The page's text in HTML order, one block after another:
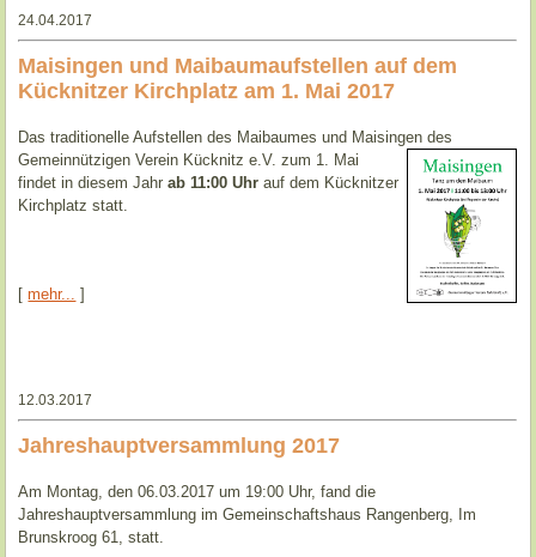
24.04.2017
Maisingen und Maibaumaufstellen auf dem
Kücknitzer Kirchplatz am 1. Mai 2017
Das traditionelle Aufstellen des Maibaumes und Maisingen des
Gemeinnützigen Verein Kücknitz e.V. zum 1. Mai
findet in diesem Jahrab 11:00 Uhr auf dem Kücknitzer
Kirchplatz statt.
[mehr... ]
12.03.2017
Jahreshauptversammlung 2017
Am Montag, den 06.03.2017 um 19:00 Uhr, fand die
Jahreshauptversammlung im Gemeinschaftshaus Rangenberg, Im
Brunskroog 61, statt.